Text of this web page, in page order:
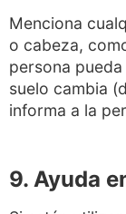
Menciona
o cabeza,
persona
suelo cambia
informa a la
9. Ayuda